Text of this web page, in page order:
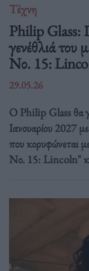
Τέχνη
Philip Glass:
γενέθλιά του
Νο. 15:
29.05.26
Ο Philip Glass θα
Ιανουαρίου 2027
που κορυφώνεται
Νο. 15: Lincoln"